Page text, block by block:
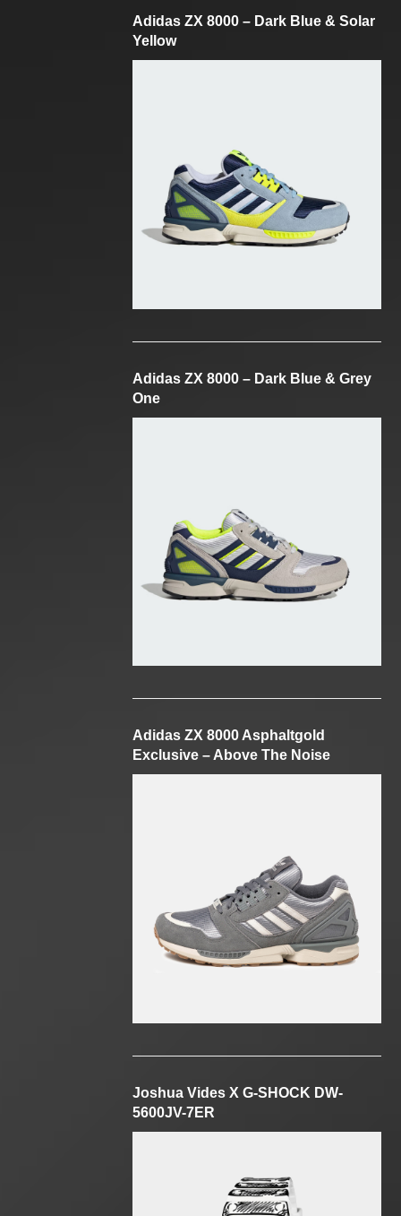
Adidas ZX 8000 – Dark Blue & Solar
Yellow
Adidas ZX 8000 – Dark Blue & Grey
One
Adidas ZX 8000 Asphaltgold
Exclusive – Above The Noise
Joshua Vides X G-SHOCK DW-
5600JV-7ER